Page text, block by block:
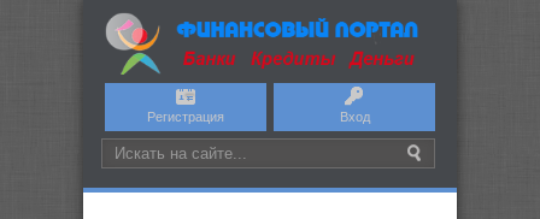
Регистрация Вход